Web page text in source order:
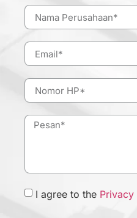
I agree to the